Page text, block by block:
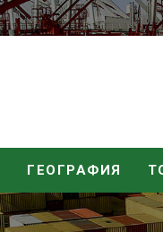
ГЕОГРАФИЯ